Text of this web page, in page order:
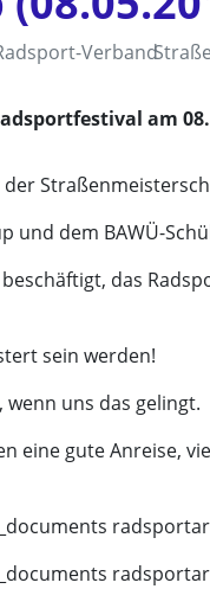
Verband
am
und dem BAWÜ-
das
sein werden!
uns das gelingt.
eine gute Anreise,